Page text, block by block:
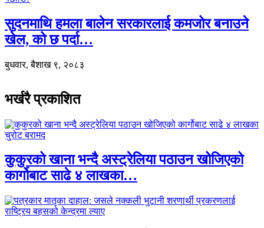
सुदनमाथि हमला बालेन सरकारलाई कमजोर बनाउने
खेल, को छ पर्दा…
बुधवार, बैशाख ९, २०८३
भर्खरै प्रकाशित
कुकुरको खाना भन्दै अस्ट्रेलिया पठाउन खोजिएको
कार्गोबाट साढे ४ लाखका…